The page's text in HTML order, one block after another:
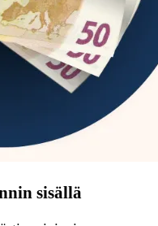
sisällä